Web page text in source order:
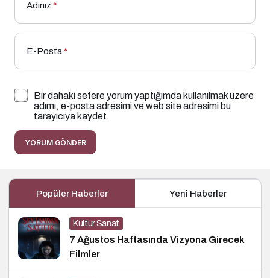
Adınız *
E-Posta*
Bir dahaki sefere yorum yaptığımda kullanılmak üzere
adımı, e-posta adresimi ve web site adresimi bu
tarayıcıya kaydet.
YORUM GÖNDER
Popüler Haberler Yeni Haberler
Kültür Sanat
7 Ağustos Haftasında Vizyona Girecek
Filmler